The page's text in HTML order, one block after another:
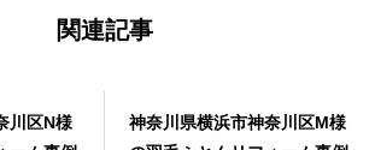
関連記事
区N様
神奈川県横浜市神奈川区N様